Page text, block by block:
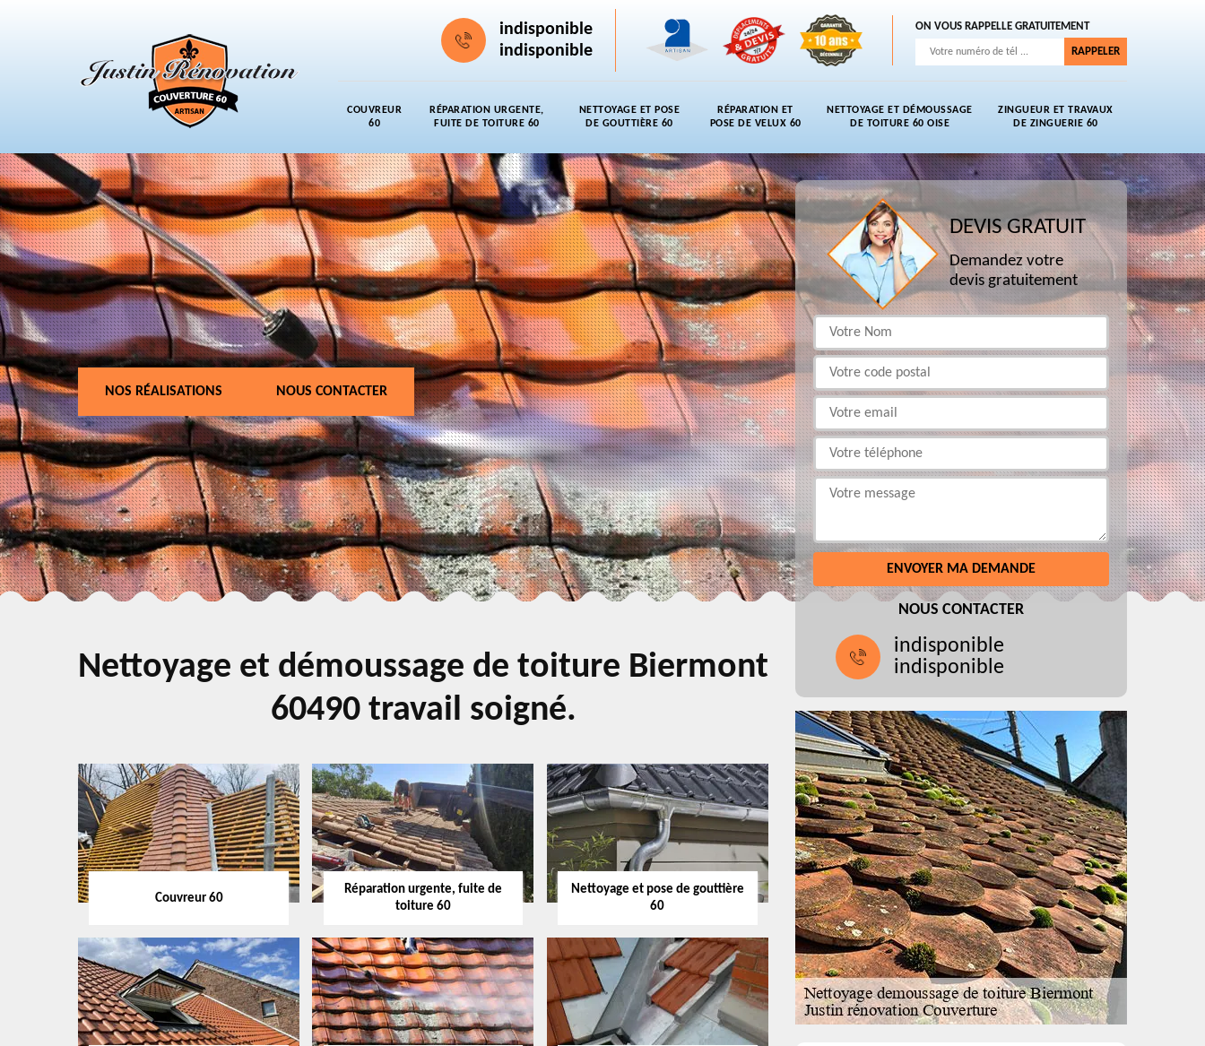
indisponible
indisponible
ON VOUS RAPPELLE GRATUITEMENT
COUVREUR
60
RÉPARATION URGENTE,
FUITE DE TOITURE 60
NETTOYAGE ET POSE
DE GOUTTIÈRE 60
RÉPARATION ET
POSE DE VELUX 60
NETTOYAGE ET DÉMOUSSAGE
DE TOITURE 60 OISE
ZINGUEUR ET TRAVAUX
DE ZINGUERIE 60
NOS RÉALISATIONS NOUS CONTACTER
Nettoyage et démoussage de toiture Biermont
60490 travail soigné.
Couvreur 60
Réparation urgente, fuite de
toiture 60
Nettoyage et pose de gouttière
60
DEVIS GRATUIT
Demandez votre
devis gratuitement
NOUS CONTACTER
indisponible
indisponible